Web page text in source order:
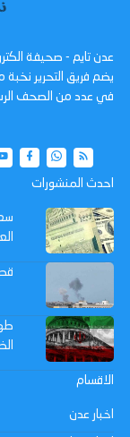
يضم فريق التحرير
في عدد من الصحف
احدث المنشورات
الاقسام
اخبار عدن